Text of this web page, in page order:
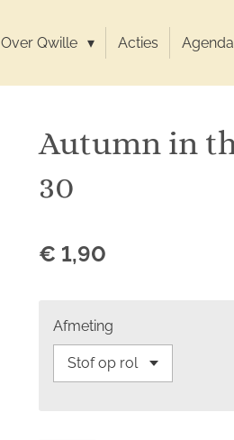
Over Qwille Acties Agenda
Autumn in
30
€ 1,90
Afmeting